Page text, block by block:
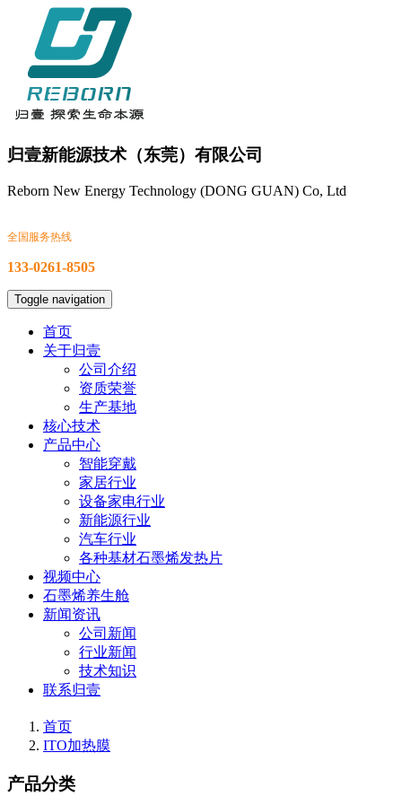
归壹新能源技术（东莞）有限公司
Reborn New Energy Technology (DONG GUAN) Co, Ltd
全国服务热线
133-0261-8505
Toggle navigation
首页
关于归壹
公司介绍
资质荣誉
生产基地
核心技术
产品中心
智能穿戴
家居行业
设备家电行业
新能源行业
汽车行业
各种基材石墨烯发热片
视频中心
石墨烯养生舱
新闻资讯
公司新闻
行业新闻
技术知识
联系归壹
首页
ITO加热膜
产品分类